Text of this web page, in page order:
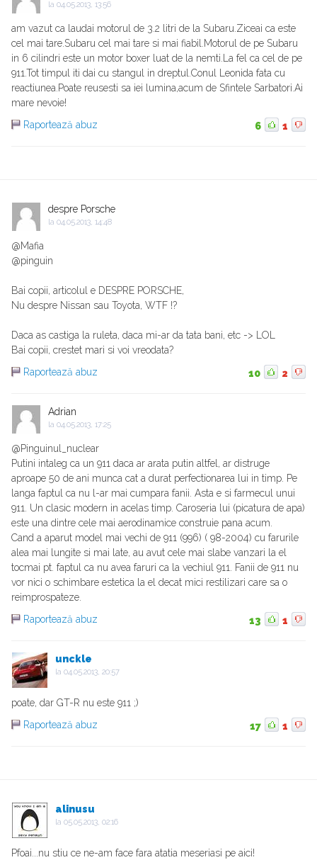
la 04.05.2013, 13:56
am vazut ca laudai motorul de 3.2 litri de la Subaru.Ziceai ca este
cel mai tare.Subaru cel mai tare si mai fiabil.Motorul de pe Subaru
in 6 cilindri este un motor boxer luat de la nemti.La fel ca cel de pe
911.Tot timpul iti dai cu stangul in dreptul.Conul Leonida fata cu
reactiunea.Poate reusesti sa iei lumina,acum de Sfintele Sarbatori.Ai
mare nevoie!
Raportează abuz
6 1
despre Porsche
la 04.05.2013, 14:48
@Mafia
@pinguin
Bai copii, articolul e DESPRE PORSCHE,
Nu despre Nissan sau Toyota, WTF !?
Daca as castiga la ruleta, daca mi-ar da tata bani, etc -> LOL
Bai copii, crestet mari si voi vreodata?
Raportează abuz
10 2
Adrian
la 04.05.2013, 17:25
@Pinguinul_nuclear
Putini intaleg ca un 911 daca ar arata putin altfel, ar distruge
aproape 50 de ani munca cat a durat perfectionarea lui in timp. Pe
langa faptul ca nu l-ar mai cumpara fanii. Asta e si farmecul unui
911. Un clasic modern in acelas timp. Caroseria lui (picatura de apa)
este una dintre cele mai aerodinamice construie pana acum.
Cand a aparut model mai vechi de 911 (996) ( 98-2004) cu farurile
alea mai lungite si mai late, au avut cele mai slabe vanzari la el
tocmai pt. faptul ca nu avea faruri ca la vechiul 911. Fanii de 911 nu
vor nici o schimbare estetica la el decat mici restilizari care sa o
reimprospateze.
Raportează abuz
13 1
unckle
la 04.05.2013, 20:57
poate, dar GT-R nu este 911 ;)
Raportează abuz
17 1
alinusu
la 05.05.2013, 02:16
Pfoai...nu stiu ce ne-am face fara atatia meseriasi pe aici!